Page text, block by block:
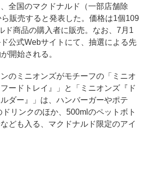
全国のマクドナルド（一部店舗除
販売すると発表した。価格は1個109
ド商品の購入者に販売。なお、7月1
公式Webサイトにて、抽選による先
開始される。
のミニオンズがモチーフの「ミニオ
ードトレイ』」と「ミニオンズ『ド
ダー』」は、ハンバーガーやポテ
ドリンクのほか、500mlのペットボト
ども入る、マクドナルド限定のアイ